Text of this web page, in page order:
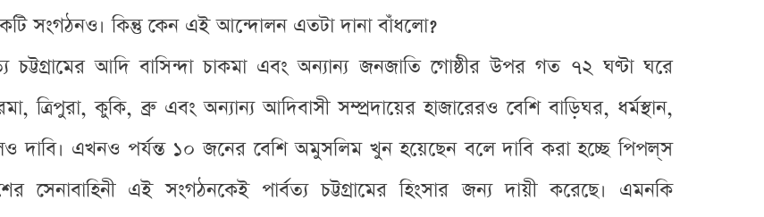
সংগঠনও। কিন্তু কেন এই আন্দোলন এতটা দানা বাঁধলো?
চট্টগ্রামের আদি বাসিন্দা চাকমা এবং অন্যান্য জনজাতি গোষ্ঠীর উপর গত ৭২ ঘণ্টা ঘরে
ত্রিপুরা, কুকি, ব্রু এবং অন্যান্য আদিবাসী সম্প্রদায়ের হাজারেরও বেশি বাড়িঘর, ধর্মস্থান,
দাবি। এখনও পর্যন্ত ১০ জনের বেশি অমুসলিম খুন হয়েছেন বলে দাবি করা হচ্ছে পিপল্‌স
সেনাবাহিনী এই সংগঠনকেই পার্বত্য চট্টগ্রামের হিংসার জন্য দায়ী করেছে। এমনকি